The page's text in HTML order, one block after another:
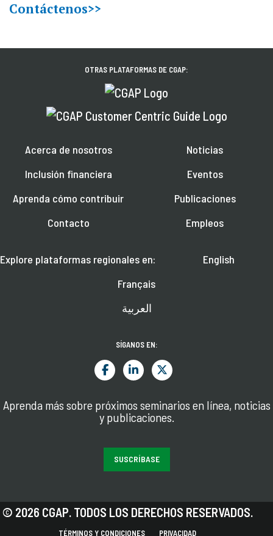
Contáctenos>>
OTRAS PLATAFORMAS DE CGAP:
Acerca de nosotros
Inclusión financiera
Aprenda cómo contribuir
Contacto
Noticias
Eventos
Publicaciones
Empleos
Explore plataformas regionales en:
English
Français
العربية
SÍGANOS EN:
Aprenda más sobre próximos seminarios en línea, noticias
y publicaciones.
SUSCRÍBASE
© 2026 CGAP. TODOS LOS DERECHOS RESERVADOS.
TÉRMINOS Y CONDICIONES PRIVACIDAD